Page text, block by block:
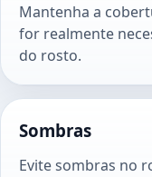
Mantenha a
for realmente
do rosto.
Sombras
Evite sombras no